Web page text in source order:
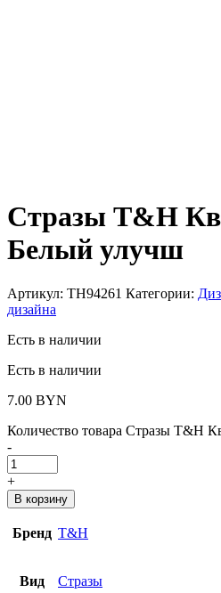
Стразы T&H
Белый улучш
Артикул: TH94261 Категории:
дизайна
Есть в наличии
Есть в наличии
7.00 BYN
Количество товара Стразы T&H
-
+
В корзину
Бренд T&H
Вид Стразы